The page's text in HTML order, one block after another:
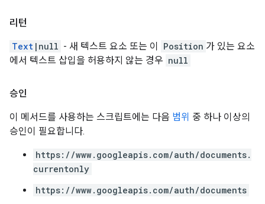
리턴
Text |null - 새 텍스트 요소 또는 이 Position 가 있는 요소
에서 텍스트 삽입을 허용하지 않는 경우 null
승인
이 메서드를 사용하는 스크립트에는 다음 범위 중 하나 이상의
승인이 필요합니다.
https://www.googleapis.com/auth/documents.
currentonly
https://www.googleapis.com/auth/documents